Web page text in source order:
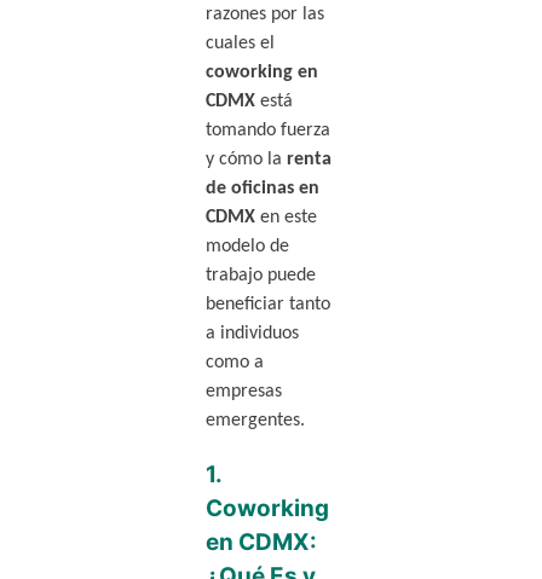
razones por las
cuales el
coworking en
CDMXestá
tomando fuerza
y cómo la renta
de oficinas en
CDMXen este
modelo de
trabajo puede
beneficiar tanto
a individuos
como a
empresas
emergentes.
1.
Coworking
en CDMX: